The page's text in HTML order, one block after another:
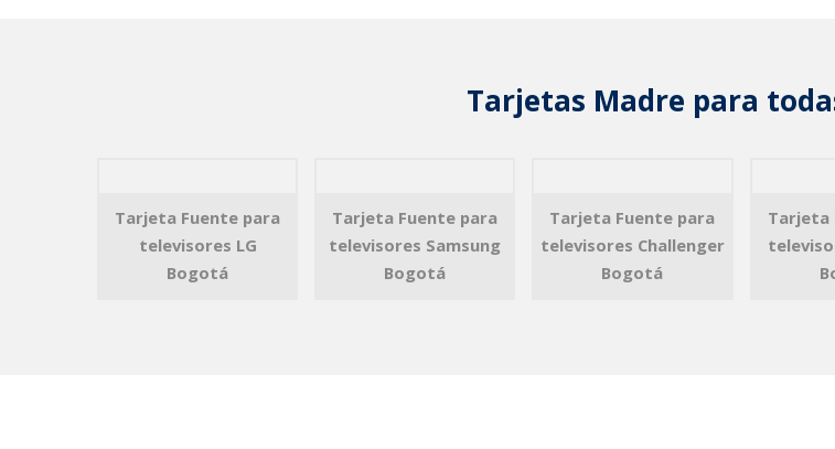
Tarjetas Madre para
Tarjeta Fuente para
televisores LG
Bogotá
Tarjeta Fuente para
televisores Samsung
Bogotá
Tarjeta Fuente para
televisores Challenger
Bogotá
Tarjeta